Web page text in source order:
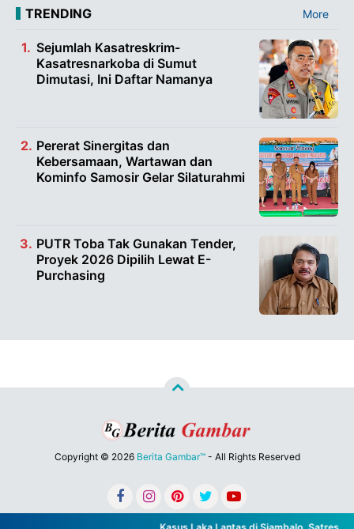
TRENDING More
Sejumlah Kasatreskrim-
Kasatresnarkoba di Sumut
Dimutasi, Ini Daftar Namanya
Pererat Sinergitas dan
Kebersamaan, Wartawan dan
Kominfo Samosir Gelar Silaturahmi
PUTR Toba Tak Gunakan Tender,
Proyek 2026 Dipilih Lewat E-
Purchasing
Copyright © 2026 Berita Gambar™- All Rights Reserved